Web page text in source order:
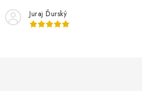
e
Juraj Ďurský